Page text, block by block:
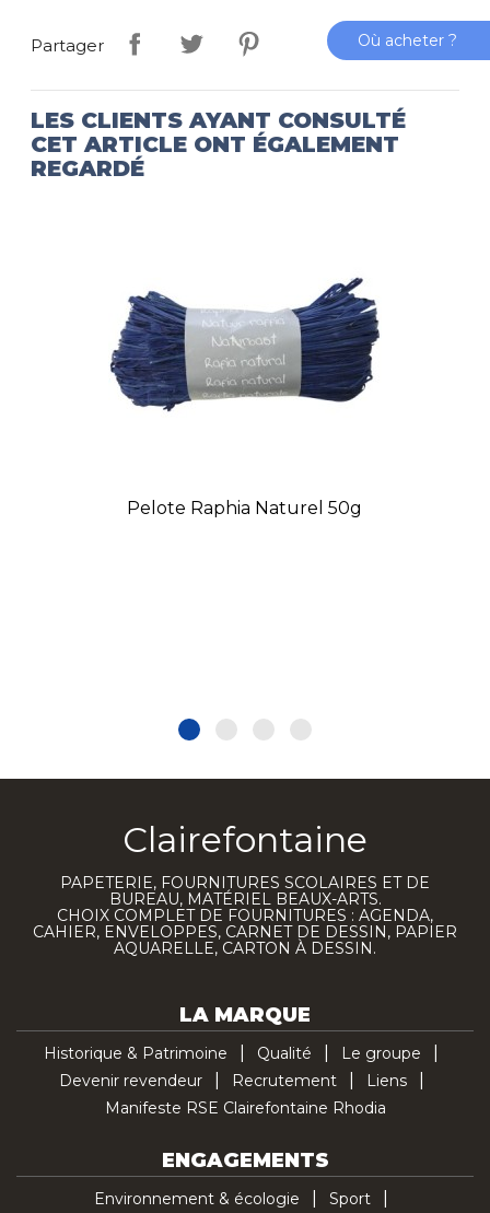
Partager
LES CLIENTS AYANT CONSULTÉ
CET ARTICLE ONT ÉGALEMENT
REGARDÉ
Pelote Raphia Naturel 50g
Clairefontaine
PAPETERIE, FOURNITURES SCOLAIRES ET DE
BUREAU, MATÉRIEL BEAUX-ARTS.
CHOIX COMPLET DE FOURNITURES : AGENDA,
CAHIER, ENVELOPPES, CARNET DE DESSIN, PAPIER
AQUARELLE, CARTON À DESSIN.
LA MARQUE
Historique & Patrimoine Qualité
Le groupe
Devenir revendeur
Recrutement
Liens
Manifeste RSE Clairefontaine Rhodia
ENGAGEMENTS
Environnement & écologie
Sport
Où acheter ?